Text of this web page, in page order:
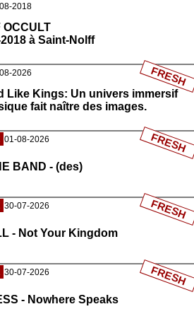
2018
OCCULT
2018 à Saint-Nolff
2026
Like Kings: Un univers immersif
fait naître des images.
FRESH
01-08-2026
BAND - (des)
FRESH
30-07-2026
- Not Your Kingdom
FRESH
30-07-2026
- Nowhere Speaks
FRESH